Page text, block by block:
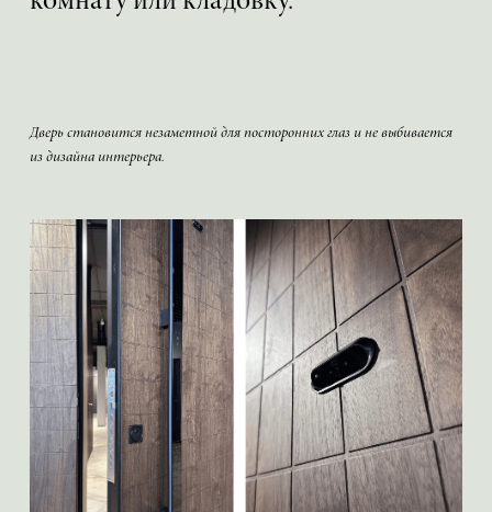
Дверь становится незаметной для посторонних глаз и не выбивается
из дизайна интерьера.